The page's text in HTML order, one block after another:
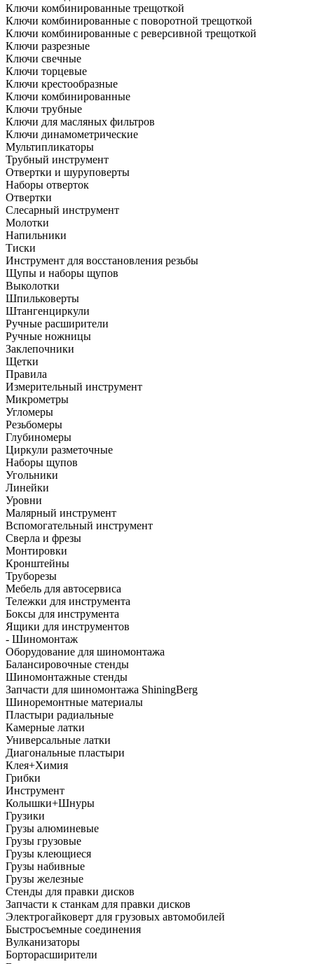
Ключи комбинированные трещоткой
Ключи комбинированные с поворотной трещоткой
Ключи комбинированные с реверсивной трещоткой
Ключи разрезные
Ключи свечные
Ключи торцевые
Ключи крестообразные
Ключи комбинированные
Ключи трубные
Ключи для масляных фильтров
Ключи динамометрические
Мультипликаторы
Трубный инструмент
Отвертки и шуруповерты
Наборы отверток
Отвертки
Слесарный инструмент
Молотки
Напильники
Тиски
Инструмент для восстановления резьбы
Щупы и наборы щупов
Выколотки
Шпильковерты
Штангенциркули
Ручные расширители
Ручные ножницы
Заклепочники
Щетки
Правила
Измерительный инструмент
Микрометры
Угломеры
Резьбомеры
Глубиномеры
Циркули разметочные
Наборы щупов
Угольники
Линейки
Уровни
Малярный инструмент
Вспомогательный инструмент
Сверла и фрезы
Монтировки
Кронштейны
Труборезы
Мебель для автосервиса
Тележки для инструмента
Боксы для инструмента
Ящики для инструментов
- Шиномонтаж
Оборудование для шиномонтажа
Балансировочные стенды
Шиномонтажные стенды
Запчасти для шиномонтажа ShiningBerg
Шиноремонтные материалы
Пластыри радиальные
Камерные латки
Универсальные латки
Диагональные пластыри
Клея+Химия
Грибки
Инструмент
Колышки+Шнуры
Грузики
Грузы алюминевые
Грузы грузовые
Грузы клеющиеся
Грузы набивные
Грузы железные
Стенды для правки дисков
Запчасти к станкам для правки дисков
Электрогайковерт для грузовых автомобилей
Быстросъемные соединения
Вулканизаторы
Борторасширители